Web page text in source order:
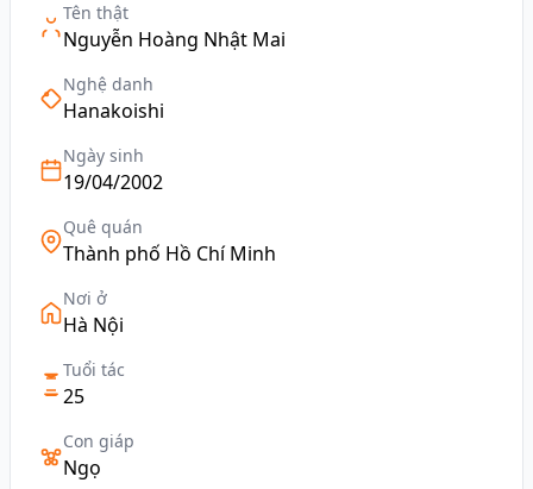
Tên thật
Nguyễn Hoàng Nhật Mai
Nghệ danh
Hanakoishi
Ngày sinh
19/04/2002
Quê quán
Thành phố Hồ Chí Minh
Nơi ở
Hà Nội
Tuổi tác
25
Con giáp
Ngọ